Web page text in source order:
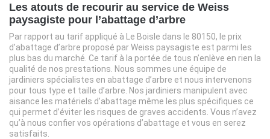
Les atouts de recourir au service de Weiss
paysagiste pour l’abattage d’arbre
Par rapport au tarif appliqué à Le Boisle dans le 80150, le prix
d’abattage d’arbre proposé par Weiss paysagiste est parmi les
plus bas du marché. Ce tarif à la portée de tous n’enlève en rien la
qualité de nos prestations. Nous sommes une équipe de
jardiniers spécialistes en abattage d’arbre et nous intervenons
pour tous type et taille d’arbre. Nos jardiniers manipulent avec
aisance les matériels d’abattage même les plus spécifiques ce
qui permet d’éviter les risques de graves accidents. Vous n’avez
qu’à nous confier vos opérations d’abattage et vous en serez
satisfaits.